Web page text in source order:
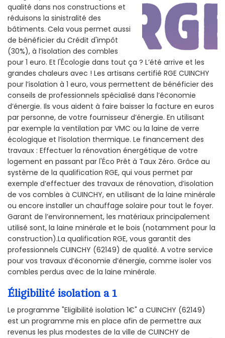
qualité dans nos constructions et
réduisons la sinistralité des
bâtiments. Cela vous permet aussi
de bénéficier du Crédit d'impôt
(30%), à l’isolation des combles
pour 1 euro. Et l'Écologie dans tout ça ? L’été arrive et les
grandes chaleurs avec ! Les artisans certifié RGE CUINCHY
pour l’isolation à 1 euro, vous permettent de bénéficier des
conseils de professionnels spécialisé dans l’économie
d’énergie. Ils vous aident à faire baisser la facture en euros
par personne, de votre fournisseur d’énergie. En utilisant
par exemple la ventilation par VMC ou la laine de verre
écologique et l’isolation thermique. Le financement des
travaux : Effectuer la rénovation énergétique de votre
logement en passant par l'Éco Prêt à Taux Zéro. Grâce au
système de la qualification RGE, qui vous permet par
exemple d’effectuer des travaux de rénovation, d’isolation
de vos combles à CUINCHY, en utilisant de la laine minérale
ou encore installer un chauffage solaire pour tout le foyer.
Garant de l’environnement, les matériaux principalement
utilisé sont, la laine minérale et le bois (notamment pour la
construction).La qualification RGE, vous garantit des
professionnels CUINCHY (62149) de qualité. A votre service
pour vos travaux d’économie d’énergie, comme isoler vos
combles perdus avec de la laine minérale.
Éligibilité isolation a 1
Le programme "Eligibilité isolation 1€" a CUINCHY (62149)
est un programme mis en place afin de permettre aux
revenus les plus modestes de la ville de CUINCHY de